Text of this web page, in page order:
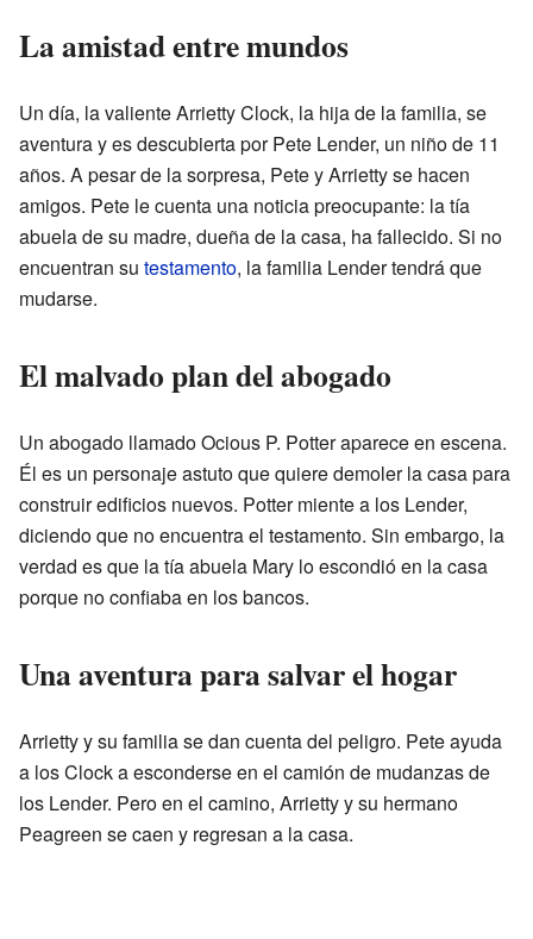
La amistad entre mundos
Un día, la valiente Arrietty Clock, la hija de la familia, se
aventura y es descubierta por Pete Lender, un niño de 11
años. A pesar de la sorpresa, Pete y Arrietty se hacen
amigos. Pete le cuenta una noticia preocupante: la tía
abuela de su madre, dueña de la casa, ha fallecido. Si no
encuentran su testamento, la familia Lender tendrá que
mudarse.
El malvado plan del abogado
Un abogado llamado Ocious P. Potter aparece en escena.
Él es un personaje astuto que quiere demoler la casa para
construir edificios nuevos. Potter miente a los Lender,
diciendo que no encuentra el testamento. Sin embargo, la
verdad es que la tía abuela Mary lo escondió en la casa
porque no confiaba en los bancos.
Una aventura para salvar el hogar
Arrietty y su familia se dan cuenta del peligro. Pete ayuda
a los Clock a esconderse en el camión de mudanzas de
los Lender. Pero en el camino, Arrietty y su hermano
Peagreen se caen y regresan a la casa.